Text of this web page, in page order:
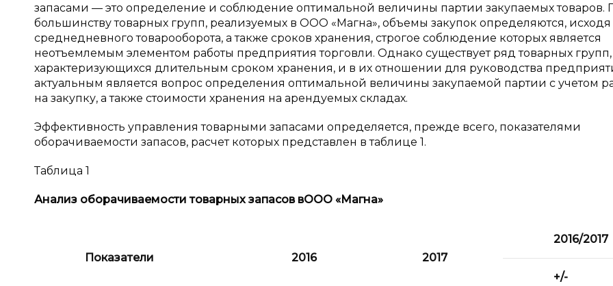
запасами — это определение и соблюдение оптимальной величины партии закупаемых товаров.
большинству товарных групп, реализуемых в ООО «Магна», объемы закупок определяются, исходя
среднедневного товарооборота, а также сроков хранения, строгое соблюдение которых является
неотъемлемым элементом работы предприятия торговли. Однако существует ряд товарных групп,
характеризующихся длительным сроком хранения, и в их отношении для руководства
актуальным является вопрос определения оптимальной величины закупаемой партии с учетом
на закупку, а также стоимости хранения на арендуемых складах.
Эффективность управления товарными запасами определяется, прежде всего, показателями
оборачиваемости запасов, расчет которых представлен в таблице 1.
Таблица 1
Анализ оборачиваемости товарных запасов вООО «Магна»
Показатели 2016 2017
2016/2017
+/-